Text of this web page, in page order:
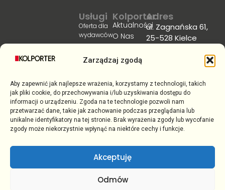
Zarządzaj zgodą
Aby zapewnić jak najlepsze wrażenia, korzystamy z technologii, takich
jak pliki cookie, do przechowywania i/lub uzyskiwania dostępu do
informacji o urządzeniu. Zgoda na te technologie pozwoli nam
przetwarzać dane, takie jak zachowanie podczas przeglądania lub
unikalne identyfikatory na tej stronie. Brak wyrażenia zgody lub wycofanie
zgody może niekorzystnie wpłynąć na niektóre cechy i funkcje.
Akceptuję
Odmów
życia firmy
Aktualności z
rynku
prasowego
Kolporter
Aktualności
O Nas
Kariera
Biuro
Prasowe
Strategia
podatkowa
Kontakt
Usługi
Oferta dla
wydawców
prasy
Akcje
promocyjne
Usługi
transportowe
magazynowe
Adres
ul. Zagnańska 61,
25-528 Kielce
biuro@kolporter.com.pl
88 88
Godziny pracy: 8:00
- 16:00